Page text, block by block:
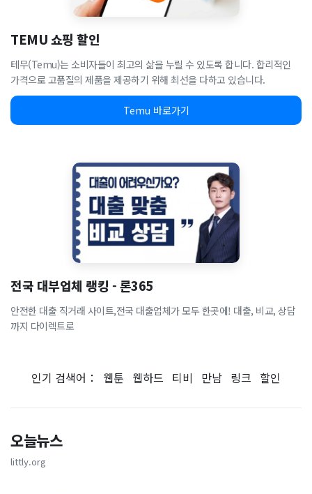
TEMU 쇼핑 할인
테무(Temu)는 소비자들이 최고의 삶을 누릴 수 있도록 합니다. 합리적인
가격으로 고품질의 제품을 제공하기 위해 최선을 다하고 있습니다.
Temu 바로가기
전국 대부업체 랭킹 - 론365
안전한 대출 직거래 사이트,전국 대출업체가 모두 한곳에! 대출, 비교, 상담
까지 다이렉트로
인기 검색어： 웹툰 웹하드 티비 만남 링크 할인
오늘뉴스
littly.org